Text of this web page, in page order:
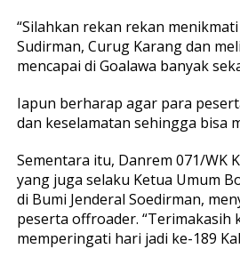
“Silahkan rekan rekan
Sudirman, Curug Karang dan
mencapai di Goalawa banyak
Iapun berharap agar para
dan keselamatan sehingga bisa
Sementara itu, Danrem 071/WK
yang juga selaku Ketua Umum
di Bumi Jenderal Soedirman,
peserta offroader. “Terimakasih
memperingati hari jadi ke-189